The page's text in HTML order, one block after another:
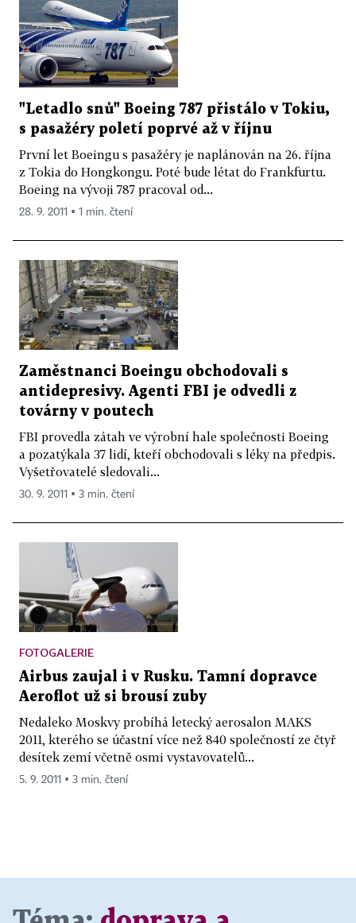
"Letadlo snů" Boeing 787 přistálo v Tokiu,
s pasažéry poletí poprvé až v říjnu
První let Boeingu s pasažéry je naplánován na 26. října
z Tokia do Hongkongu. Poté bude létat do Frankfurtu.
Boeing na vývoji 787 pracoval od...
28. 9. 2011 ▪ 1 min. čtení
Zaměstnanci Boeingu obchodovali s
antidepresivy. Agenti FBI je odvedli z
továrny v poutech
FBI provedla zátah ve výrobní hale společnosti Boeing
a pozatýkala 37 lidí, kteří obchodovali s léky na předpis.
Vyšetřovatelé sledovali...
30. 9. 2011 ▪ 3 min. čtení
FOTOGALERIE
Airbus zaujal i v Rusku. Tamní dopravce
Aeroflot už si brousí zuby
Nedaleko Moskvy probíhá letecký aerosalon MAKS
2011, kterého se účastní více než 840 společností ze čtyř
desítek zemí včetně osmi vystavovatelů...
5. 9. 2011 ▪ 3 min. čtení